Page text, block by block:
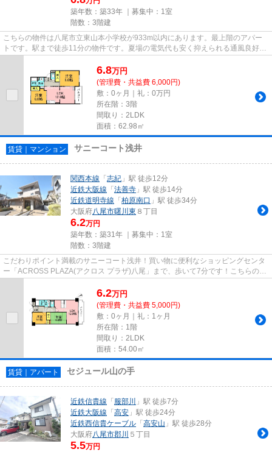
築年数：築33年 ｜募集中： 1室
階数：3階建
こちらの物件は八尾市立東山本小学校が933m以内にあります。最上階のアパー
トです。駅まで徒歩11分の物件です。夏場の電気代も安く抑えられる通風良好で
快適なアパートです。物件探し...
6.8万円
(管理費・共益費 6,000円)
敷：0ヶ月｜礼：0万円
所在階：3階
間取り：2LDK
面積：62.98㎡
賃貸｜マンション サニーコート浅井
関西本線 「志紀 」駅 徒歩12分
近鉄大阪線 「法善寺 」駅 徒歩14分
近鉄道明寺線 「柏原南口 」駅 徒歩34分
大阪府八尾市曙川東 ８丁目
6.2万円
築年数：築31年 ｜募集中： 1室
階数：3階建
こだわりポイント満載のサニーコート浅井！買い物に便利なショッピングセンタ
ー「ACROSS PLAZA(アクロス プラザ)八尾」まで、歩いて7分です！こちらの物
件はマンションです！風通しが...
6.2万円
(管理費・共益費 5,000円)
敷：0ヶ月｜礼：1ヶ月
所在階：1階
間取り：2LDK
面積：54.00㎡
賃貸｜アパート セジュール山の手
近鉄信貴線 「服部川
」駅 徒歩7分
近鉄大阪線 「高安 」駅 徒歩24分
近鉄西信貴ケーブル 「高安山 」駅 徒歩28分
大阪府八尾市郡川 ５丁目
5.5万円